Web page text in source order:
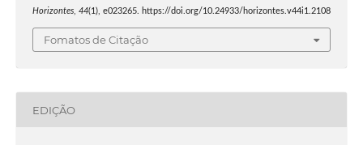
Horizontes, 44(1), e023265. https://doi.org/10.24933/horizontes.v44i1.2108
Fomatos de Citação
EDIÇÃO